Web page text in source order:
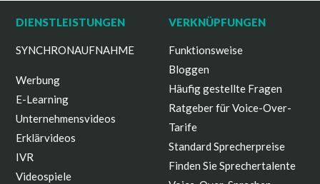
DIENSTLEISTUNGEN
SYNCHRONAUFNAHME
Werbung
E-Learning
Unternehmensvideos
Erklärvideos
IVR
Videospiele
VERKNÜPFUNGEN
Funktionsweise
Bloggen
Häufig gestellte Fragen
Ratgeber für Voice-Over-
Tarife
Standard Sprecherpreise
Finden Sie Sprechertalente